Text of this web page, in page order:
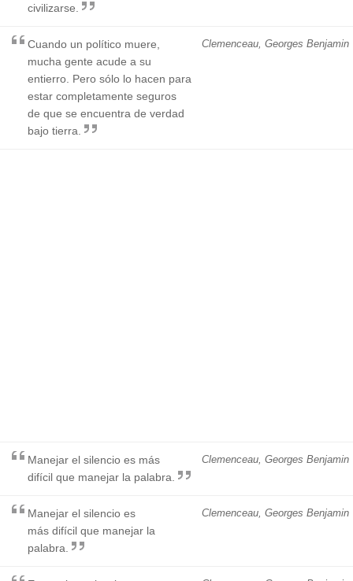
civilizarse.
Clemenceau, Georges Benjamin
Cuando un político muere,
mucha gente acude a su
entierro. Pero sólo lo hacen para
estar completamente seguros
de que se encuentra de verdad
bajo tierra.
Clemenceau, Georges Benjamin
Manejar el silencio es más
difícil que manejar la palabra.
Clemenceau, Georges Benjamin
Manejar el silencio es
más difícil que manejar la
palabra.